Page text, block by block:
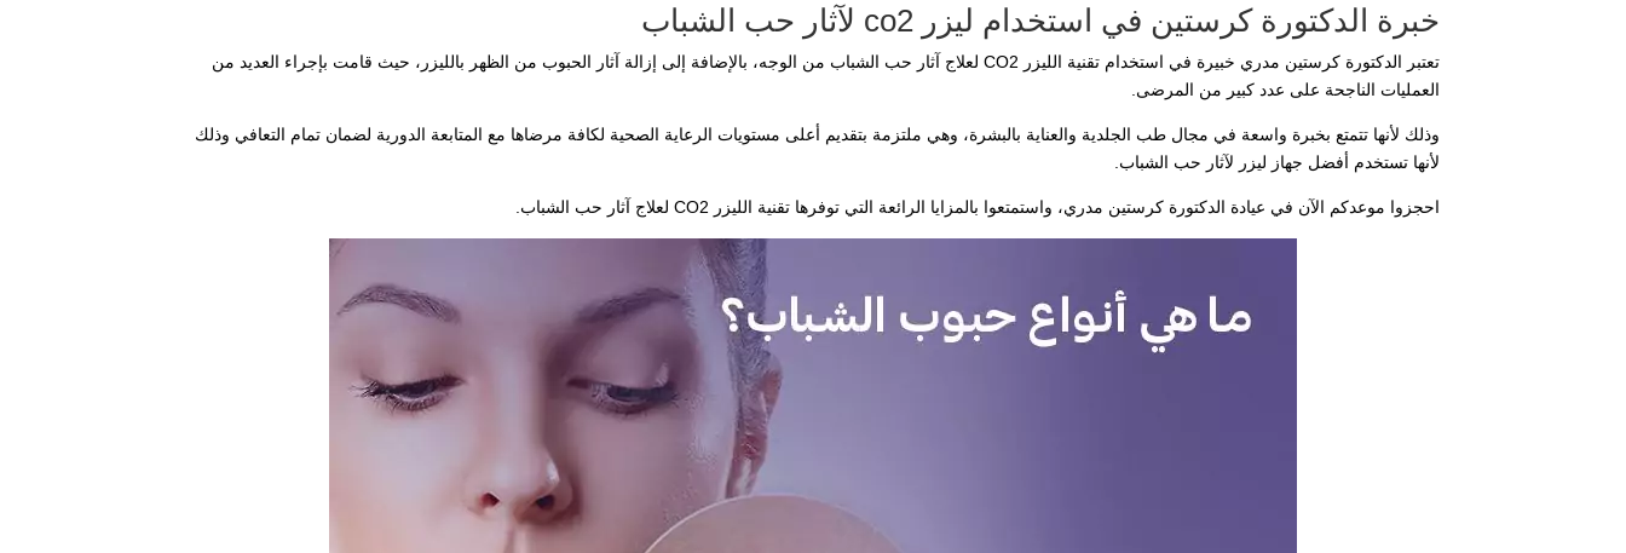
خبرة الدكتورة كرستين في استخدام ليزر co2 لآثار حب الشباب
تعتبر الدكتورة كرستين مدري خبيرة في استخدام تقنية الليزر CO2 لعلاج آثار حب الشباب من الوجه، بالإضافة إلى إزالة آثار الحبوب من الظهر بالليزر، حيث قامت بإجراء العديد من
العمليات الناجحة على عدد كبير من المرضى.
وذلك لأنها تتمتع بخبرة واسعة في مجال طب الجلدية والعناية بالبشرة، وهي ملتزمة بتقديم أعلى مستويات الرعاية الصحية لكافة مرضاها مع المتابعة الدورية لضمان تمام التعافي وذلك
لأنها تستخدم أفضل جهاز ليزر لآثار حب الشباب.
احجزوا موعدكم الآن في عيادة الدكتورة كرستين مدري، واستمتعوا بالمزايا الرائعة التي توفرها تقنية الليزر CO2 لعلاج آثار حب الشباب.